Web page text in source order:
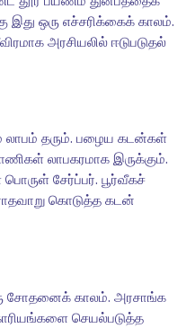
இது ஒரு எச்சரிக்கைக் காலம்.
அரசியலில் ஈடுபடுதல்
லாபம் தரும். பழைய கடன்கள்
லாபகரமாக இருக்கும்.
பொருள் சேர்ப்பர். பூர்வீகச்
கொடுத்த கடன்
சோதனைக் காலம். அரசாங்க
செயல்படுத்த